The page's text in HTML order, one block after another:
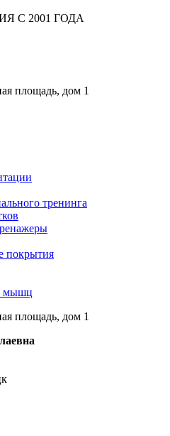
С 2001 ГОДА
площадь, дом 1
тренинга
покрытия
мышц
площадь, дом 1